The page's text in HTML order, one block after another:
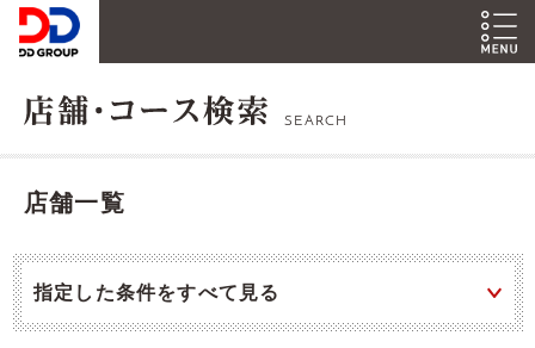
SEARCH
店舗一覧
指定した条件をすべて見る